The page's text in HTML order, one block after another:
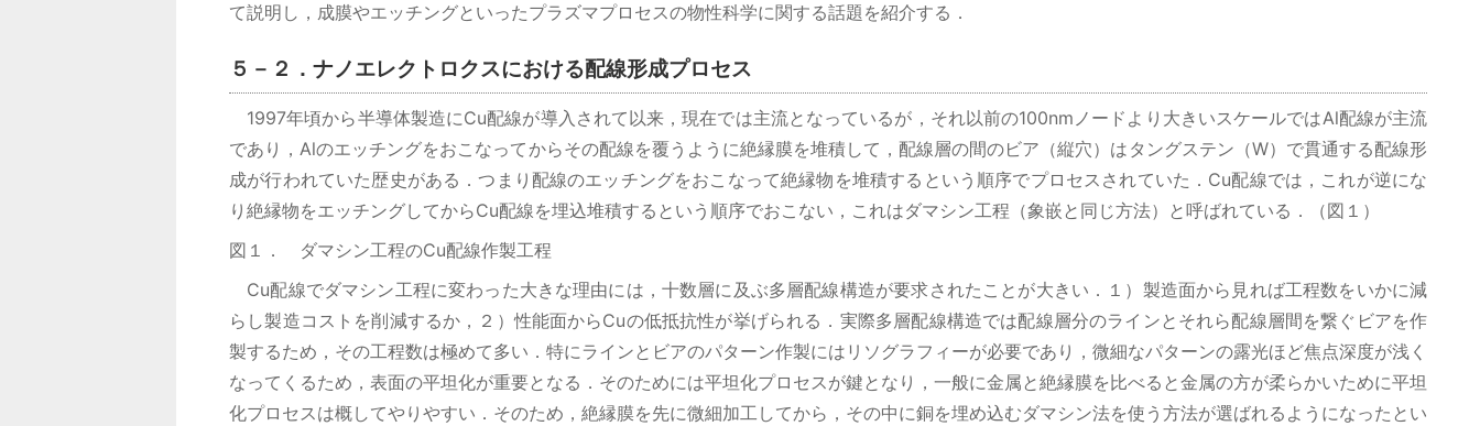
て説明し，成膜やエッチングといったプラズマプロセスの物性科学に関する話題を紹介する．
５－２．ナノエレクトロクスにおける配線形成プロセス
1997年頃から半導体製造にCu配線が導入されて以来，現在では主流となっているが，それ以前の100nmノードより大きいスケールではAl配線が主流
であり，Alのエッチングをおこなってからその配線を覆うように絶縁膜を堆積して，配線層の間のビア（縦穴）はタングステン（W）で貫通する配線形
成が行われていた歴史がある．つまり配線のエッチングをおこなって絶縁物を堆積するという順序でプロセスされていた．Cu配線では，これが逆にな
り絶縁物をエッチングしてからCu配線を埋込堆積するという順序でおこない，これはダマシン工程（象嵌と同じ方法）と呼ばれている．（図１）
図１． ダマシン工程のCu配線作製工程
Cu配線でダマシン工程に変わった大きな理由には，十数層に及ぶ多層配線構造が要求されたことが大きい．１）製造面から見れば工程数をいかに減
らし製造コストを削減するか，２）性能面からCuの低抵抗性が挙げられる．実際多層配線構造では配線層分のラインとそれら配線層間を繋ぐビアを作
製するため，その工程数は極めて多い．特にラインとビアのパターン作製にはリソグラフィーが必要であり，微細なパターンの露光ほど焦点深度が浅く
なってくるため，表面の平坦化が重要となる．そのためには平坦化プロセスが鍵となり，一般に金属と絶縁膜を比べると金属の方が柔らかいために平坦
化プロセスは概してやりやすい．そのため，絶縁膜を先に微細加工してから，その中に銅を埋め込むダマシン法を使う方法が選ばれるようになったとい